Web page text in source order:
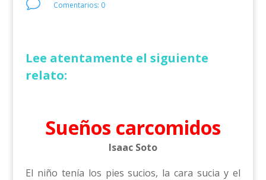
v Comentarios: 0
Lee atentamente el siguiente
relato:
Sueños carcomidos
Isaac Soto
El niño tenía los pies sucios, la cara sucia y el